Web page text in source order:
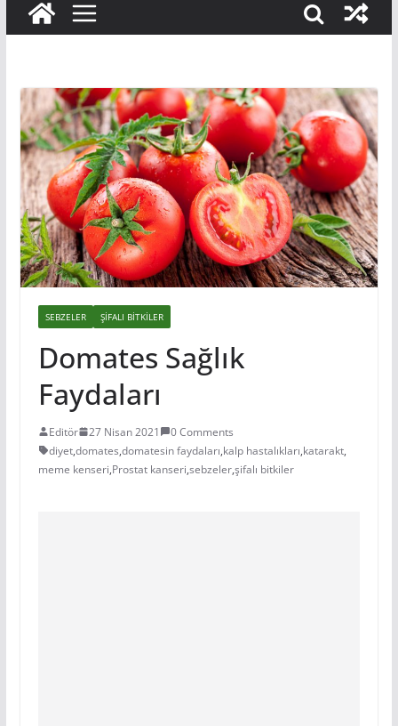
SEBZELER ŞIFALI BITKILER
Domates Sağlık
Faydaları
Editör 27 Nisan 2021
0 Comments
diyet,domates,domatesin faydaları,kalp hastalıkları,katarakt,
meme kenseri,Prostat kanseri,sebzeler,şifalı bitkiler